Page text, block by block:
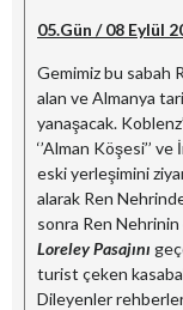
05.Gün / 08 Eylül
Gemimiz bu sabah
alan ve Almanya
yanaşacak.
‘’Alman Köşesi’’
eski yerleşimini
alarak Ren
sonra Ren Nehrinin
Loreley Pasajını
turist çeken
Dileyenler